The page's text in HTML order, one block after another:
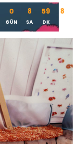
0
GÜN
8
SA
59
DK
7